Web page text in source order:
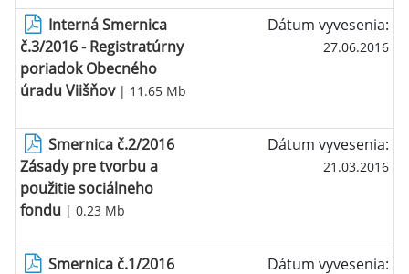
Interná Smernica
č.3/2016 - Registratúrny
poriadok Obecného
úradu Viišňov| 11.65 Mb
Dátum vyvesenia:
27.06.2016
Smernica č.2/2016
Zásady pre tvorbu a
použitie sociálneho
fondu | 0.23 Mb
Dátum vyvesenia:
21.03.2016
Smernica č.1/2016
Dátum vyvesenia: